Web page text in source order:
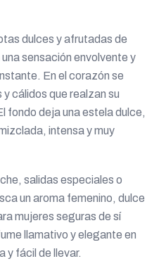
dulces y afrutadas de
sensación envolvente y
En el corazón se
cálidos que realzan su
fondo deja una estela dulce,
intensa y muy
salidas especiales o
un aroma femenino, dulce
mujeres seguras de sí
llamativo y elegante en
y fácil de llevar.